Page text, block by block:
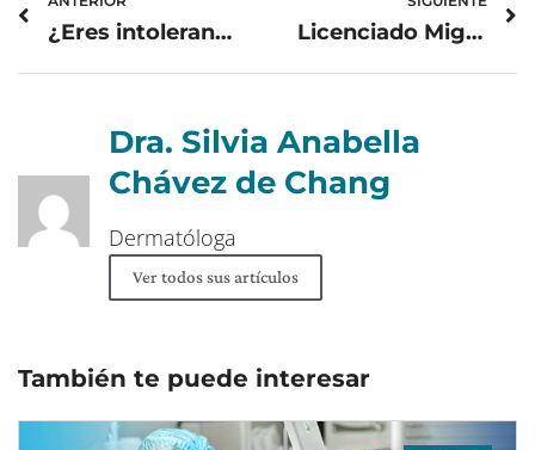
¿Eres intolerante a la lactosa? Licenciado Miguel Alvaréz Arévalo, Chapín Forte Donovan Werke Internacional 2021
Dra. Silvia Anabella
Chávez de Chang
Dermatóloga
Ver todos sus artículos
También te puede interesar